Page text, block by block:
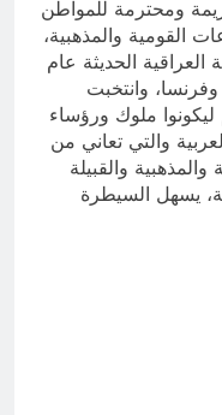
ومحترمة للمواطن
القومية والمذهبية،
الحديثة عام
وفرنسا، وانتخبت
ليكونوا ملوك ورؤساء
والتي تعاني من
والقبيلة
يسهل السيطرة